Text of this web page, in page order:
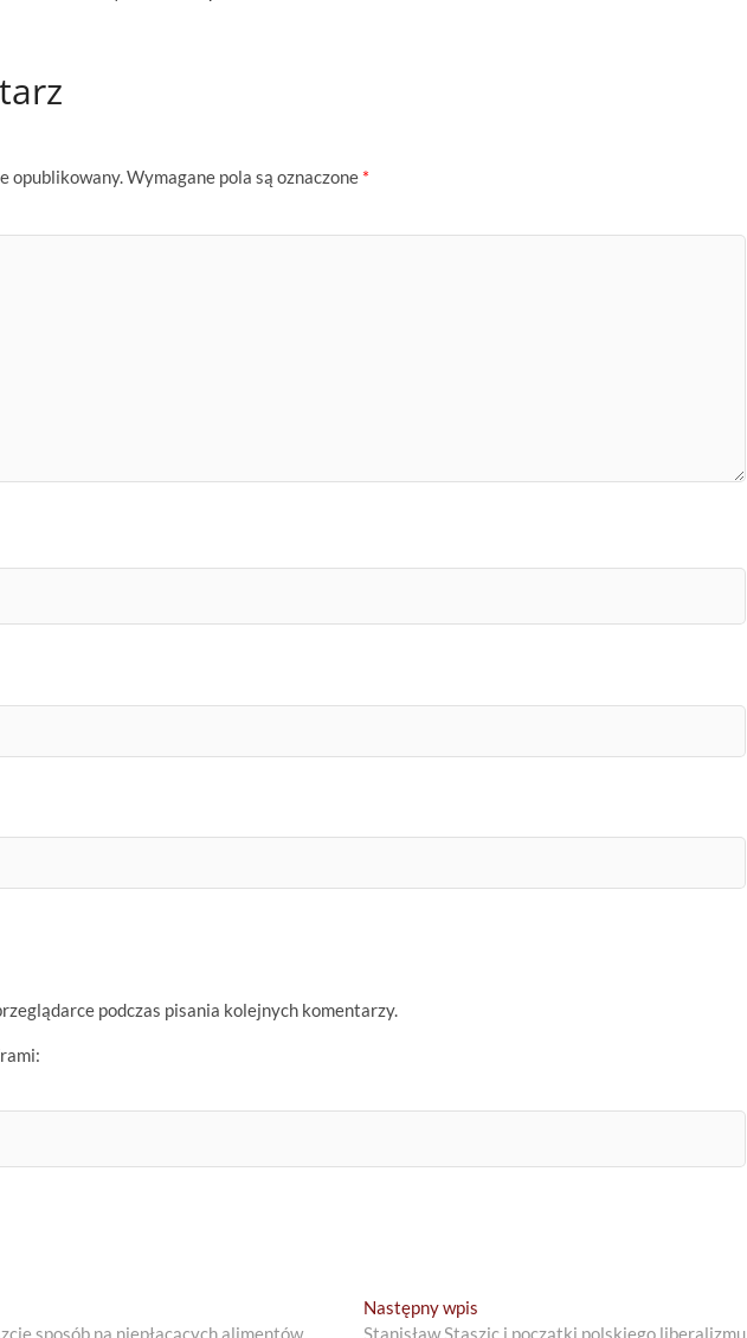
opublikowany.Wymagane pola są oznaczone *
podczas pisania kolejnych komentarzy.
sposób na niepłacących alimentów
Następny wpis
post:
Stanisław Staszic i początki polskiego liberalizmu